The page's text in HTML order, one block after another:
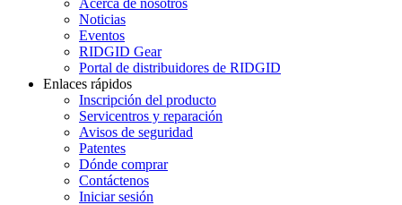
Noticias
Eventos
RIDGID Gear
Portal de distribuidores de RIDGID
Enlaces rápidos
Inscripción del producto
Servicentros y reparación
Avisos de seguridad
Patentes
Dónde comprar
Contáctenos
Iniciar sesión